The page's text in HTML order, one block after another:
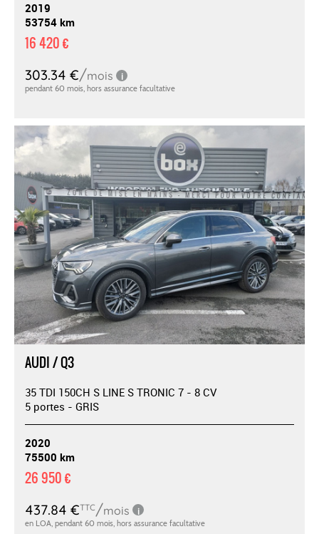
2019
53754 km
16 420 €
AUDI / Q3
35 TDI 150CH S LINE S TRONIC 7 - 8 CV
5 portes - GRIS
2020
75500 km
26 950 €